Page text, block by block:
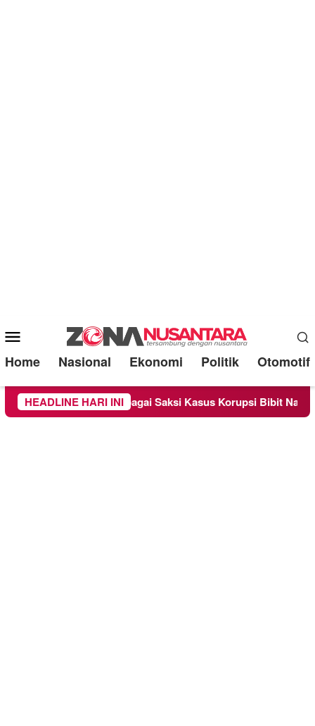
Mobile
Menu
Home Nasional Ekonomi Politik Otomotif
HEADLINE HARI INI
Sebagai Saksi Kasus Korupsi Bibit Nanas Sulsel Rp